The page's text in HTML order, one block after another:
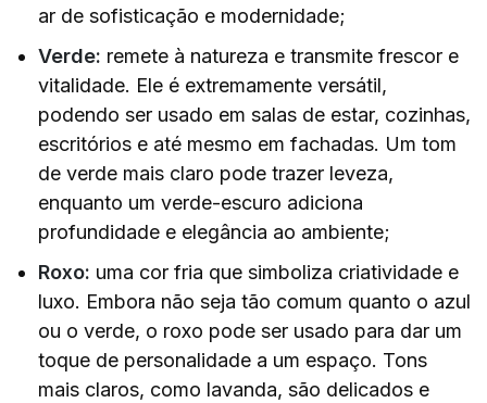
ar de sofisticação e modernidade;
Verde: remete à natureza e transmite frescor e
vitalidade. Ele é extremamente versátil,
podendo ser usado em salas de estar, cozinhas,
escritórios e até mesmo em fachadas. Um tom
de verde mais claro pode trazer leveza,
enquanto um verde-escuro adiciona
profundidade e elegância ao ambiente;
Roxo: uma cor fria que simboliza criatividade e
luxo. Embora não seja tão comum quanto o azul
ou o verde, o roxo pode ser usado para dar um
toque de personalidade a um espaço. Tons
mais claros, como lavanda, são delicados e